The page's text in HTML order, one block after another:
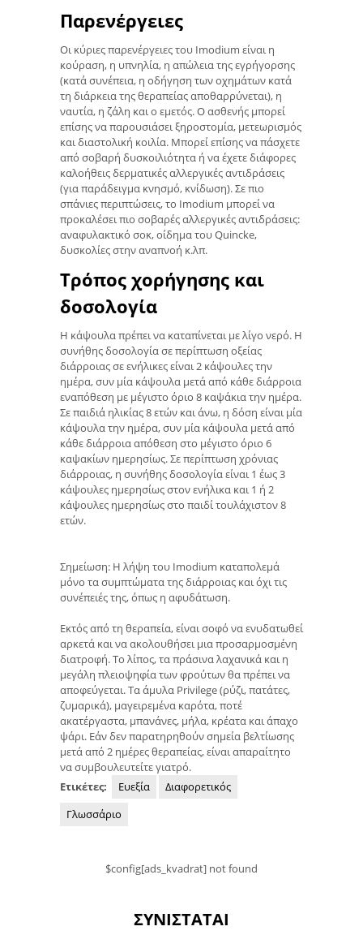
Παρενέργειες
Οι κύριες παρενέργειες του Imodium είναι η
κούραση, η υπνηλία, η απώλεια της εγρήγορσης
(κατά συνέπεια, η οδήγηση των οχημάτων κατά
τη διάρκεια της θεραπείας αποθαρρύνεται), η
ναυτία, η ζάλη και ο εμετός. Ο ασθενής μπορεί
επίσης να παρουσιάσει ξηροστομία, μετεωρισμός
και διαστολική κοιλία. Μπορεί επίσης να πάσχετε
από σοβαρή δυσκοιλιότητα ή να έχετε διάφορες
καλοήθεις δερματικές αλλεργικές αντιδράσεις
(για παράδειγμα κνησμό, κνίδωση). Σε πιο
σπάνιες περιπτώσεις, το Imodium μπορεί να
προκαλέσει πιο σοβαρές αλλεργικές αντιδράσεις:
αναφυλακτικό σοκ, οίδημα του Quincke,
δυσκολίες στην αναπνοή κ.λπ.
Τρόπος χορήγησης και
δοσολογία
Η κάψουλα πρέπει να καταπίνεται με λίγο νερό. Η
συνήθης δοσολογία σε περίπτωση οξείας
διάρροιας σε ενήλικες είναι 2 κάψουλες την
ημέρα, συν μία κάψουλα μετά από κάθε διάρροια
εναπόθεση με μέγιστο όριο 8 καψάκια την ημέρα.
Σε παιδιά ηλικίας 8 ετών και άνω, η δόση είναι μία
κάψουλα την ημέρα, συν μία κάψουλα μετά από
κάθε διάρροια απόθεση στο μέγιστο όριο 6
καψακίων ημερησίως. Σε περίπτωση χρόνιας
διάρροιας, η συνήθης δοσολογία είναι 1 έως 3
κάψουλες ημερησίως στον ενήλικα και 1 ή 2
κάψουλες ημερησίως στο παιδί τουλάχιστον 8
ετών.
Σημείωση: Η λήψη του Imodium καταπολεμά
μόνο τα συμπτώματα της διάρροιας και όχι τις
συνέπειές της, όπως η αφυδάτωση.
Εκτός από τη θεραπεία, είναι σοφό να ενυδατωθεί
αρκετά και να ακολουθήσει μια προσαρμοσμένη
διατροφή. Το λίπος, τα πράσινα λαχανικά και η
μεγάλη πλειοψηφία των φρούτων θα πρέπει να
αποφεύγεται. Τα άμυλα Privilege (ρύζι, πατάτες,
ζυμαρικά), μαγειρεμένα καρότα, ποτέ
ακατέργαστα, μπανάνες, μήλα, κρέατα και άπαχο
ψάρι. Εάν δεν παρατηρηθούν σημεία βελτίωσης
μετά από 2 ημέρες θεραπείας, είναι απαραίτητο
να συμβουλευτείτε γιατρό.
Ετικέτες:
Ευεξία
Διαφορετικός
Γλωσσάριο
$config[ads_kvadrat] not found
ΣΥΝΙΣΤΆΤΑΙ